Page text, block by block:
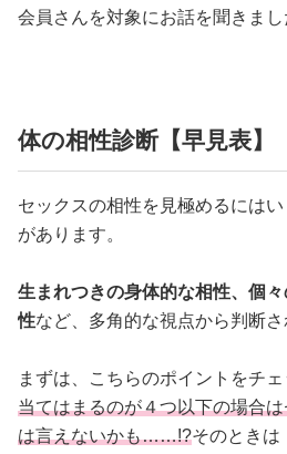
会員さんを対象にお話を聞きまし
体の相性診断【早見表】
セックスの相性を見極めるには
があります。
生まれつきの身体的な相性、個
性など、多角的な視点から判断さ
まずは、こちらのポイントをチ
当てはまるのが４つ以下の場合
は言えないかも……!?そのときは